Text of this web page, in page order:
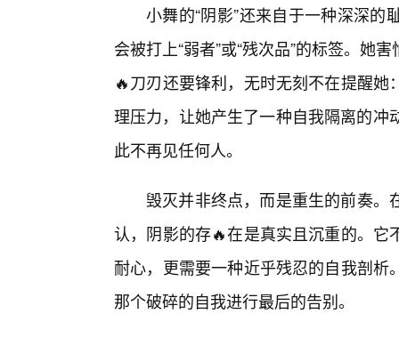
小舞的“阴影”还来自于一种深深
会被打上“弱者”或“残次品”的标签。她
🔥刀刃还要锋利，无时无刻不在提醒
理压力，让她产生了一种自我隔离的
此不再见任何人。
毁灭并非终点，而是重生的前奏
认，阴影的存🔥在是真实且沉重的。
耐心，更需要一种近乎残忍的自我剖
那个破碎的自我进行最后的告别。